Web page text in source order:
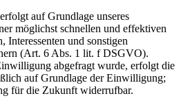
auf Grundlage unseres
möglichst schnellen und effektiven
und sonstigen
(Art. 6 Abs. 1 lit. f DSGVO).
abgefragt wurde, erfolgt die
auf Grundlage der Einwilligung;
für die Zukunft widerrufbar.